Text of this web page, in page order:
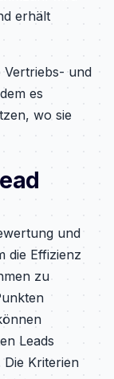
erhält
Vertriebs- und
es
wo sie
und
die Effizienz
zu
Leads
Kriterien